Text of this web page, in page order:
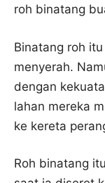
roh binatang
Binatang roh
menyerah.
dengan
lahan mereka
ke kereta
Roh binatang